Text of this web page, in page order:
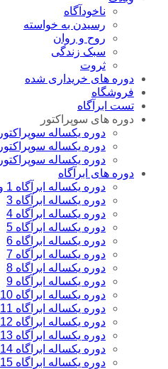
ناخودآگاه
رسیدن به خواسته
روح و روان
سبک زندگی
ثروت
دوره های خریداری شده
فروشگاه
تست ابرآگاه
دوره های سوپراکتور
دوره یکساله سوپراکتور
دوره یکساله سوپراکتور 2
دوره یکساله سوپراکتور 3
دوره های ابرآگاه
دوره یکساله ابرآگاه 1 و 2
دوره یکساله ابرآگاه 3
دوره یکساله ابرآگاه 4
دوره یکساله ابرآگاه 5
دوره یکساله ابراگاه 6
دوره یکساله ابرآگاه 7
دوره یکساله ابراگاه 8
دوره یکساله ابرآگاه 9
دوره یکساله ابراگاه 10
دوره یکساله ابراگاه 11
دوره یکساله ابراگاه 12
دوره یکساله ابرآگاه 13
دوره یکساله ابراگاه 14
دوره یکساله ابراگاه 15